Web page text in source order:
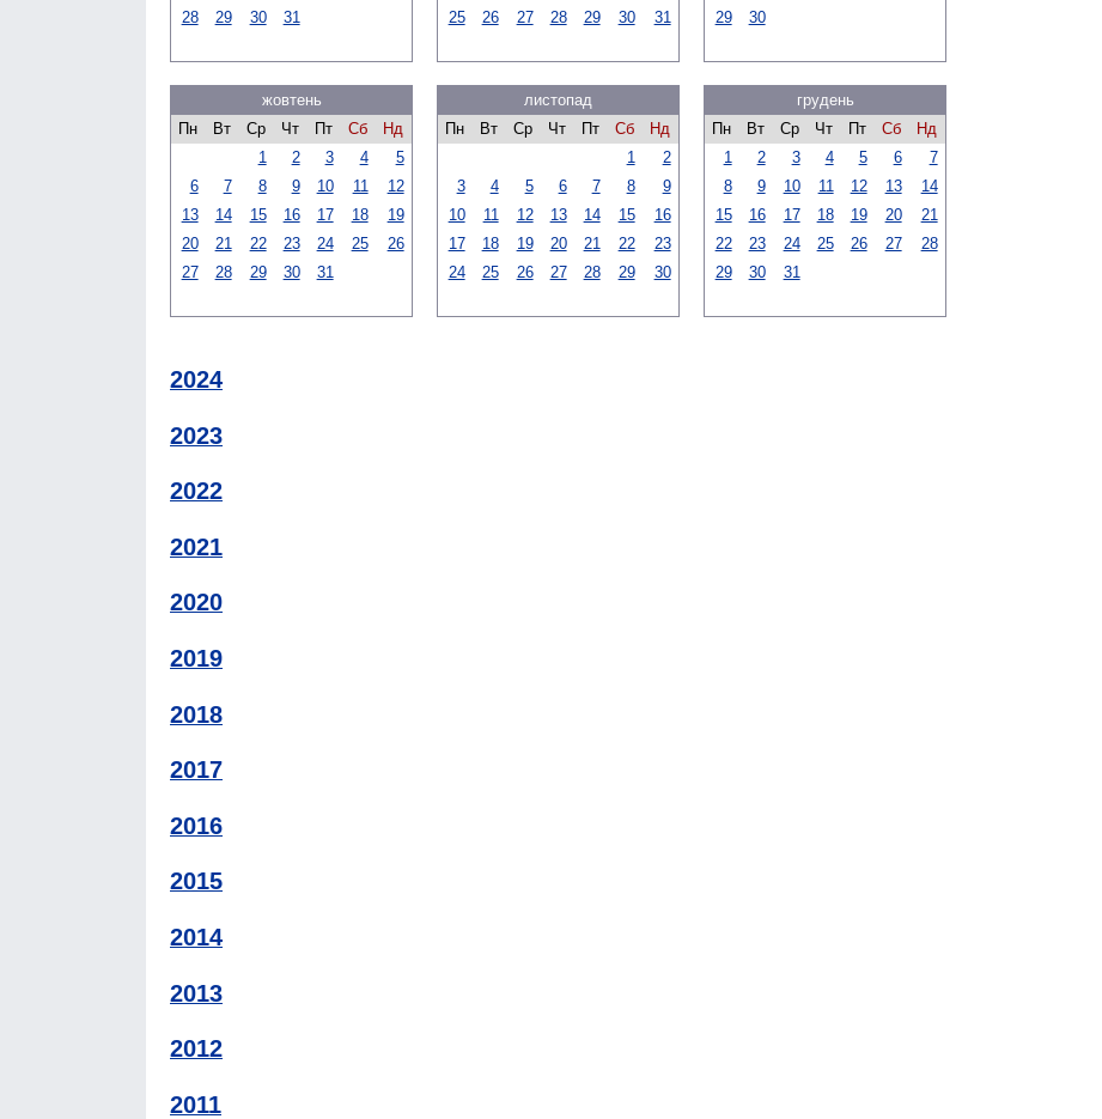
28
29 30 31
25
26 27 28 29 30 31
29
30
жовтень
Пн
Вт Ср Чт Пт Сб
Нд
1
2 3 4
5
6
7 8 9 10 11
12
13
14 15 16 17 18
19
20
21 22 23 24 25
26
27
28 29 30 31
листопад
Пн
Вт Ср Чт Пт Сб
Нд
1
2
3
4 5 6 7 8
9
10
11 12 13 14 15
16
17
18 19 20 21 22
23
24
25 26 27 28 29 30
грудень
Пн
Вт Ср Чт Пт Сб
Нд
1
2 3 4 5 6
7
8
9 10 11 12 13
14
15
16 17 18 19 20
21
22
23 24 25 26 27
28
29
30 31
2024
2023
2022
2021
2020
2019
2018
2017
2016
2015
2014
2013
2012
2011